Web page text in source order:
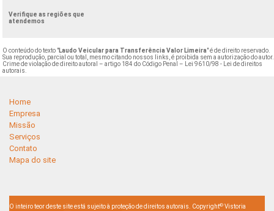
Verifique as regiões que
atendemos
O conteúdo do texto "Laudo Veicular para Transferência Valor Limeira" é de direito reservado.
Sua reprodução, parcial ou total, mesmo citando nossos links, é proibida sem a autorização do autor.
Crime de violação de direito autoral – artigo 184 do Código Penal –
Lei 9610/98 - Lei de direitos
autorais
Home
Empresa
Missão
Serviços
Contato
Mapa do site
O inteiro teor deste site está sujeito à proteção de direitos autorais. Copyright© Vistoria